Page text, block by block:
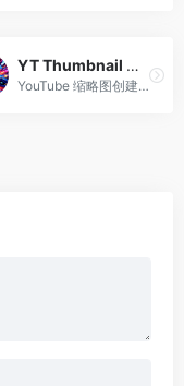
YT Thumbnail Wizard
YouTube 缩略图创建和优化专家